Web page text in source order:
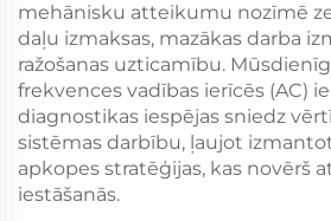
mehānisku atteikumu nozīmē
daļu izmaksas, mazākas darba
ražošanas uzticamību.
frekvences vadības ierīcēs (AC)
diagnostikas iespējas sniedz
sistēmas darbību, ļaujot
apkopes stratēģijas, kas novērš
iestāšanās.